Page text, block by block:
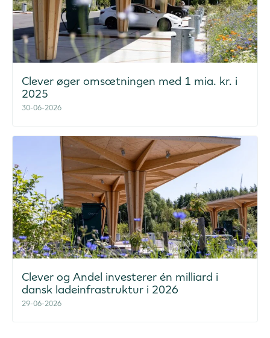
Clever øger omsætningen med 1 mia. kr. i
2025
30-06-2026
Clever og Andel investerer én milliard i
dansk ladeinfrastruktur i 2026
29-06-2026